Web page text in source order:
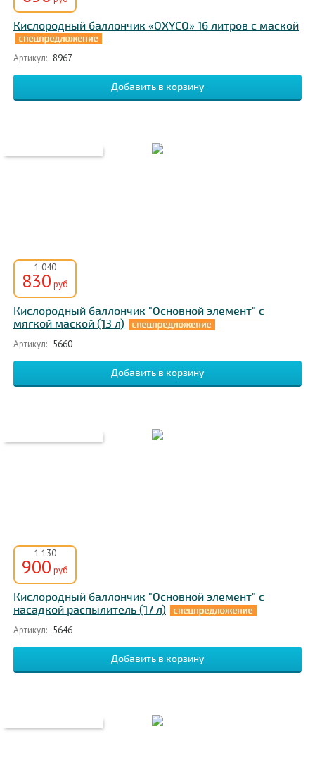
Кислородный баллончик «OXYCO» 16 литров c маской
Артикул: 8967
1 040
830 руб
Кислородный баллончик "Основной элемент" с
мягкой маской (13 л)
Артикул: 5660
1 130
900 руб
Кислородный баллончик "Основной элемент" с
насадкой распылитель (17 л)
Артикул: 5646